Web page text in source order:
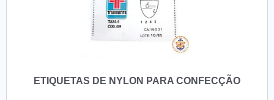
ETIQUETAS DE NYLON PARA CONFECÇÃO